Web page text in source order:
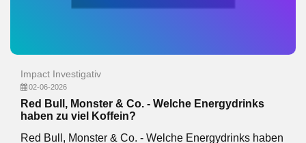
Impact Investigativ
02-06-2026
Red Bull, Monster & Co. - Welche Energydrinks
haben zu viel Koffein?
Red Bull, Monster & Co. - Welche Energydrinks haben